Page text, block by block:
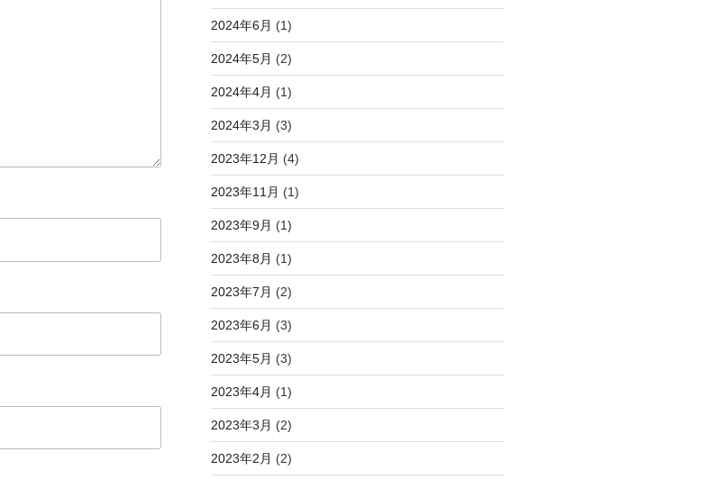
2024年6月 (1)
2024年5月 (2)
2024年4月 (1)
2024年3月 (3)
2023年12月 (4)
2023年11月 (1)
2023年9月 (1)
2023年8月 (1)
2023年7月 (2)
2023年6月 (3)
2023年5月 (3)
2023年4月 (1)
2023年3月 (2)
2023年2月 (2)